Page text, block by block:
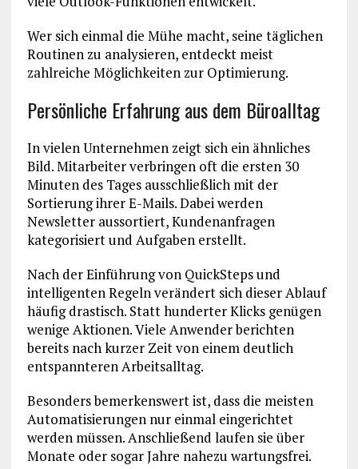
Wer sich einmal die Mühe macht, seine täglichen
Routinen zu analysieren, entdeckt meist
zahlreiche Möglichkeiten zur Optimierung.
Persönliche Erfahrung aus dem Büroalltag
In vielen Unternehmen zeigt sich ein ähnliches
Bild. Mitarbeiter verbringen oft die ersten 30
Minuten des Tages ausschließlich mit der
Sortierung ihrer E-Mails. Dabei werden
Newsletter aussortiert, Kundenanfragen
kategorisiert und Aufgaben erstellt.
Nach der Einführung von QuickSteps und
intelligenten Regeln verändert sich dieser Ablauf
häufig drastisch. Statt hunderter Klicks genügen
wenige Aktionen. Viele Anwender berichten
bereits nach kurzer Zeit von einem deutlich
entspannteren Arbeitsalltag.
Besonders bemerkenswert ist, dass die meisten
Automatisierungen nur einmal eingerichtet
werden müssen. Anschließend laufen sie über
Monate oder sogar Jahre nahezu wartungsfrei.